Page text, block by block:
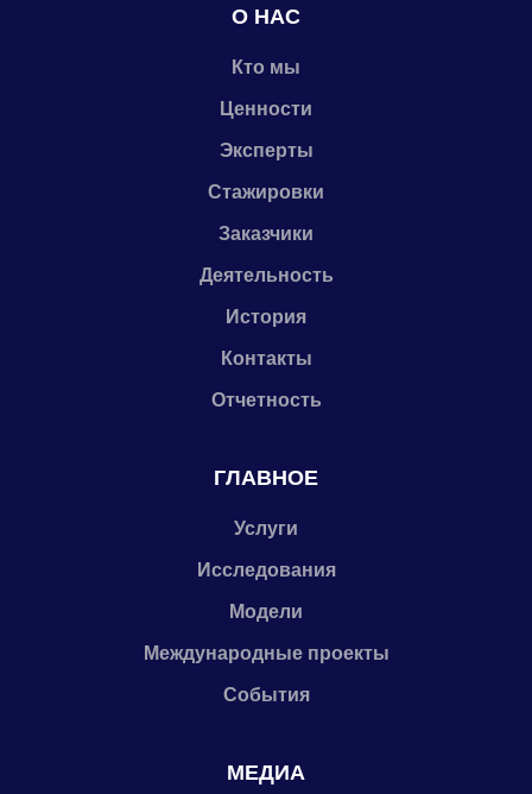
О НАС
Кто мы
Ценности
Эксперты
Стажировки
Заказчики
Деятельность
История
Контакты
Отчетность
ГЛАВНОЕ
Услуги
Исследования
Модели
Международные проекты
События
МЕДИА